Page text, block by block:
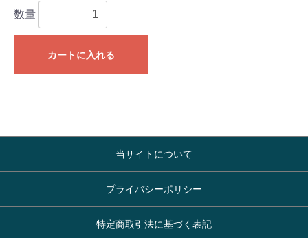
数量
カートに入れる
当サイトについて
プライバシーポリシー
特定商取引法に基づく表記